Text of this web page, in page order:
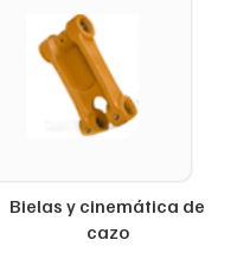
Bielas y cinemática de
cazo